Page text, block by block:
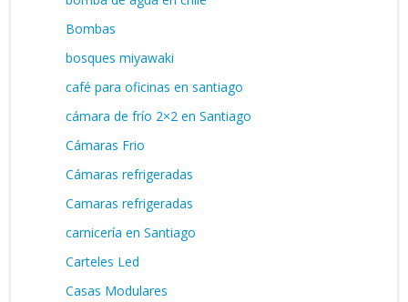
Bombas
bosques miyawaki
café para oficinas en santiago
cámara de frío 2×2 en Santiago
Cámaras Frio
Cámaras refrigeradas
Camaras refrigeradas
carnicería en Santiago
Carteles Led
Casas Modulares